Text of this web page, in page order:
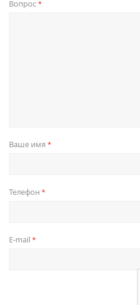
Вопрос*
Ваше имя *
Телефон *
E-mail *